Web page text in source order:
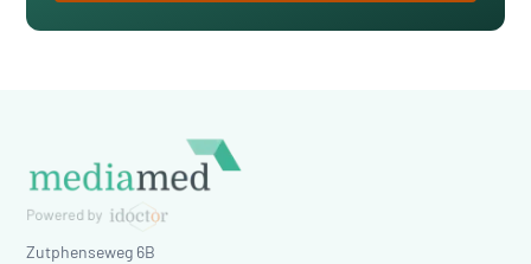
Zutphenseweg 6B